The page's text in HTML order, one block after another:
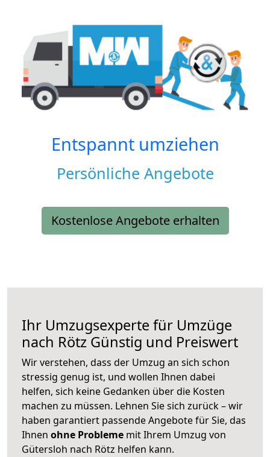
Entspannt umziehen
Persönliche Angebote
Kostenlose Angebote erhalten
Ihr Umzugsexperte für Umzüge
nach Rötz Günstig und Preiswert
Wir verstehen, dass der Umzug an sich schon
stressig genug ist, und wollen Ihnen dabei
helfen, sich keine Gedanken über die Kosten
machen zu müssen. Lehnen Sie sich zurück – wir
haben garantiert passende Angebote für Sie, das
Ihnen ohne Probleme mit Ihrem Umzug von
Gütersloh nach Rötz helfen kann.